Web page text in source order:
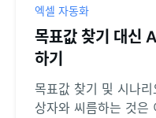
엑셀 자동화
목표값 찾기 대신
하기
목표값 찾기 및 시나
상자와 씨름하는 것은